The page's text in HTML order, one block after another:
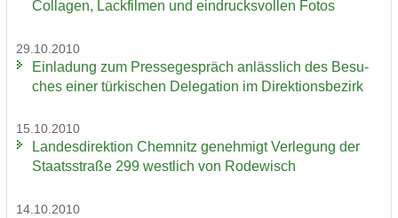
Col­la­gen, Lack­fil­men und ein­drucks­vol­len Fotos
29.10.2010
Ein­la­dung zum Pres­se­ge­spräch an­läss­lich des Be­su­
ches einer tür­ki­schen De­le­ga­ti­on im Di­rek­ti­ons­be­zirk
15.10.2010
Lan­des­di­rek­ti­on Chem­nitz ge­neh­migt Ver­le­gung der
Staats­stra­ße 299 west­lich von Ro­de­wisch
14.10.2010